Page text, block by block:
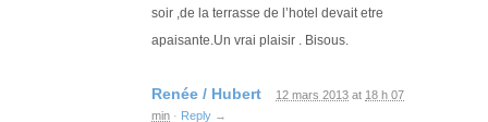
soir ,de la terrasse de l’hotel devait etre
apaisante.Un vrai plaisir . Bisous.
Renée / Hubert 12 mars 2013 at 18 h 07
min · Reply →